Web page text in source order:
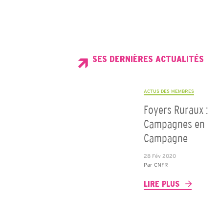
SES DERNIÈRES ACTUALITÉS
ACTUS DES MEMBRES
Foyers Ruraux :
Campagnes en
Campagne
28 Fév 2020
ParCNFR
LIRE PLUS